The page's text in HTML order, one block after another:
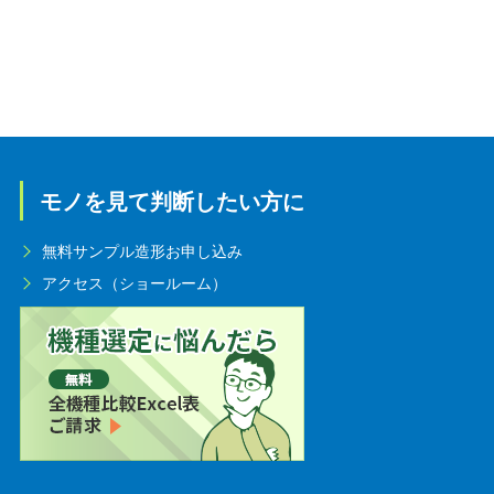
モノを見て判断したい方に
無料サンプル造形お申し込み
アクセス（ショールーム）